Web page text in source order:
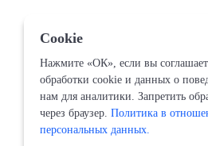
Cookie
Нажмите «ОК», если вы
обработки cookie и данных о
нам для аналитики. Запретить
через браузер. Политика в
персональных данных.